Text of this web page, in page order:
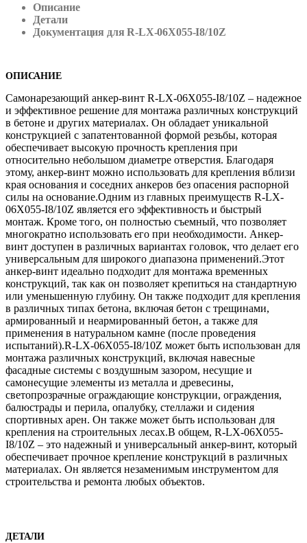
Описание
Детали
Документация для R-LX-06X055-I8/10Z
ОПИСАНИЕ
Самонарезающий анкер-винт R-LX-06X055-I8/10Z – надежное
и эффективное решение для монтажа различных конструкций
в бетоне и других материалах. Он обладает уникальной
конструкцией с запатентованной формой резьбы, которая
обеспечивает высокую прочность крепления при
относительно небольшом диаметре отверстия. Благодаря
этому, анкер-винт можно использовать для крепления вблизи
края основания и соседних анкеров без опасения распорной
силы на основание.Одним из главных преимуществ R-LX-
06X055-I8/10Z является его эффективность и быстрый
монтаж. Кроме того, он полностью съемный, что позволяет
многократно использовать его при необходимости. Анкер-
винт доступен в различных вариантах головок, что делает его
универсальным для широкого диапазона применений.Этот
анкер-винт идеально подходит для монтажа временных
конструкций, так как он позволяет крепиться на стандартную
или уменьшенную глубину. Он также подходит для крепления
в различных типах бетона, включая бетон с трещинами,
армированный и неармированный бетон, а также для
применения в натуральном камне (после проведения
испытаний).R-LX-06X055-I8/10Z может быть использован для
монтажа различных конструкций, включая навесные
фасадные системы с воздушным зазором, несущие и
самонесущие элементы из металла и древесины,
светопрозрачные ограждающие конструкции, ограждения,
балюстрады и перила, опалубку, стеллажи и сидения
спортивных арен. Он также может быть использован для
крепления на строительных лесах.В общем, R-LX-06X055-
I8/10Z – это надежный и универсальный анкер-винт, который
обеспечивает прочное крепление конструкций в различных
материалах. Он является незаменимым инструментом для
строительства и ремонта любых объектов.
ДЕТАЛИ